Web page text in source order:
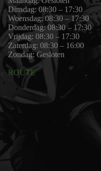
Dinsdag: 08:30 – 17:30
Woensdag: 08:30 – 17:30
Donderdag: 08:30 – 17:30
Vrijdag: 08:30 – 17:30
Zaterdag: 08:30 – 16:00
Zondag: Gesloten
ROUTE